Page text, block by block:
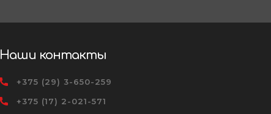
Наши контакты
+375 (29) 3-650-259
+375 (17) 2-021-571